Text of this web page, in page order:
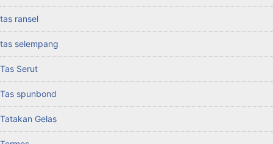
tas ransel
tas selempang
Tas Serut
Tas spunbond
Tatakan Gelas